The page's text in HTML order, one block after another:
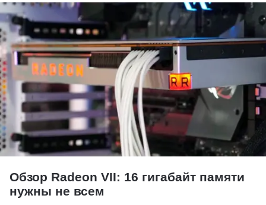
Обзор Radeon VII: 16 гигабайт памяти
нужны не всем